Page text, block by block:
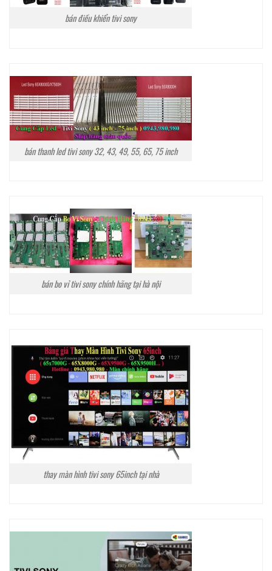
bán điều khiển tivi sony
bán thanh led tivi sony 32, 43, 49, 55, 65, 75 inch
bán bo vỉ tivi sony chính hãng tại hà nội
thay màn hình tivi sony 65inch tại nhà